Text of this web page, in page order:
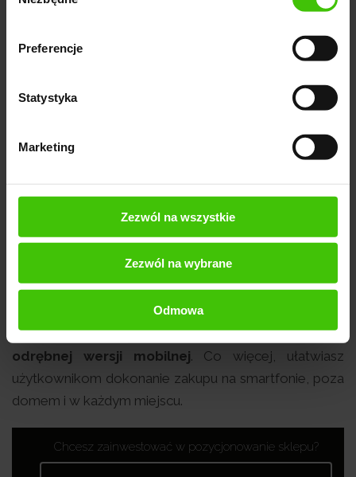
Preferencje
Statystyka
Marketing
Zezwól na wszystkie
Zezwól na wybrane
Odmowa
rozmiaru,
udostępniać indywidualne stany dostępności oraz
sprzedawać produkty w wersji cyfrowej,
wyświetlać opinie o produktach,
wdrożyć własny program lojalnościowy oraz rabaty i
promocje (także indywidualne).
W cenie otrzymujesz responsywny sklep
internetowy, dzięki któremu nie musisz wdrażać
odrębnej wersji mobilnej. Co więcej, ułatwiasz
użytkownikom dokonanie zakupu na smartfonie, poza
domem i w każdym miejscu.
Chcesz zainwestować w pozycjonowanie sklepu?